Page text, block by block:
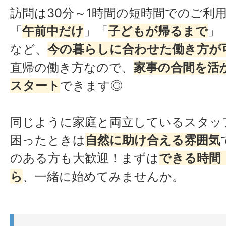
訪問は30分～1時間の短時間でのご利
「午前中だけ 」「子どもが帰るまで」
など、 今の暮らしに合わせた働き方が
直帰の働き方なので、 家事の合間を活
スタート できます◎
同じように家庭と両立しているスタ
困ったときは 自然に助け合える雰囲気
のある方も大歓迎！まずはできる時間
ら、一緒に始めてみませんか。